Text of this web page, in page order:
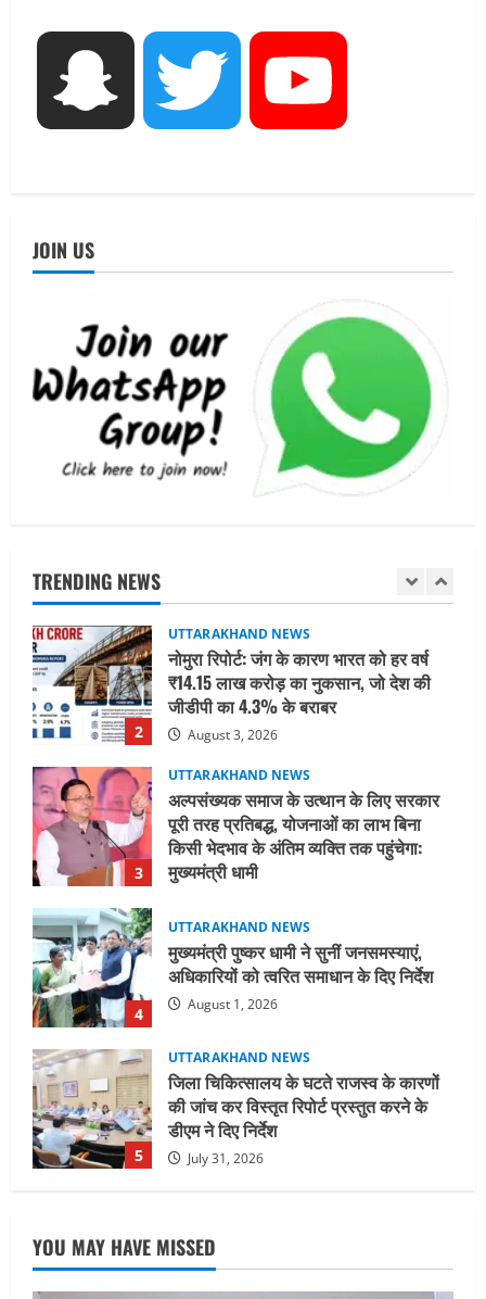
Snapchat Twitter
JOIN US
TRENDING NEWS
August 3, 2026
UTTARAKHAND NEWS
अल्पसंख्यक समाज के उत्थान के लिए सरकार
पूरी तरह प्रतिबद्ध, योजनाओं का लाभ बिना
अधिकारियों को त्वरित समाधान के दिए निर्देश
5
UTTARAKHAND NEWS
जिला चिकित्सालय के घटते राजस्व के कारणों
की जांच कर विस्तृत रिपोर्ट प्रस्तुत करने के
डीएम ने दिए निर्देश
July 31, 2026
1
2
UTTARAKHAND NEWS
नोमुरा रिपोर्ट: जंग के कारण भारत को हर वर्ष
₹14.15 लाख करोड़ का नुकसान, जो देश की
जीडीपी का 4.3% के बराबर
August 3, 2026
3
UTTARAKHAND NEWS
अल्पसंख्यक समाज के उत्थान के लिए सरकार
पूरी तरह प्रतिबद्ध, योजनाओं का लाभ बिना
किसी भेदभाव के अंतिम व्यक्ति तक पहुंचेगा:
मुख्यमंत्री धामी
4
UTTARAKHAND NEWS
मुख्यमंत्री पुष्कर धामी ने सुनीं जनसमस्याएं,
अधिकारियों को त्वरित समाधान के दिए निर्देश
August 1, 2026
5
UTTARAKHAND NEWS
जिला चिकित्सालय के घटते राजस्व के कारणों
की जांच कर विस्तृत रिपोर्ट प्रस्तुत करने के
डीएम ने दिए निर्देश
July 31, 2026
शिष्टाचार भेंट पर्यटन और सांस्कृतिक
गतिविधियों के विस्तार पर हुई चर्चा
YOU MAY HAVE MISSED